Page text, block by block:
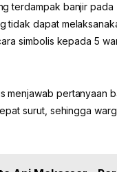
terdampak banjir
dapat
simbolis kepada 5
menjawab pertanyaan
surut, sehingga